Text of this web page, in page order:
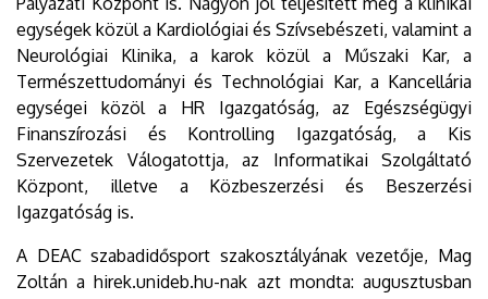
egységek közül a Kardiológiai és Szívsebészeti, valamint a
Neurológiai Klinika, a karok közül a Műszaki Kar, a
Természettudományi és Technológiai Kar, a Kancellária
egységei közöl a HR Igazgatóság, az Egészségügyi
Finanszírozási és Kontrolling Igazgatóság, a Kis
Szervezetek Válogatottja, az Informatikai Szolgáltató
Központ, illetve a Közbeszerzési és Beszerzési
Igazgatóság is.
A DEAC szabadidősport szakosztályának vezetője, Mag
Zoltán a hirek.unideb.hu-nak azt mondta: augusztusban